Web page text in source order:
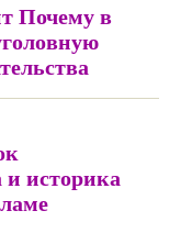
Почему в
историка